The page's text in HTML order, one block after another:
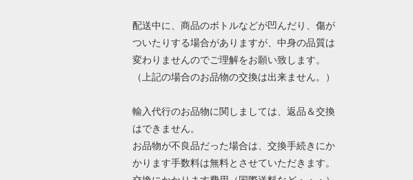
配送中に、商品のボトルなどが凹んだり、傷が
ついたりする場合がありますが、中身の品質は
変わりませんのでご理解をお願い致します。
（上記の場合のお品物の交換は出来ません。）
輸入代行のお品物に関しましては、返品＆交換
はできません。
お品物が不良品だった場合は、交換手続きにか
かります手数料は無料とさせていただきます。